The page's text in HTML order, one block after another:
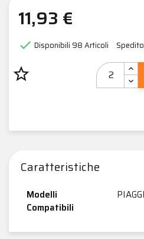
11,93 €
 Disponibili 98 Articoli
star_border
Caratteristiche
Modelli
Compatibili